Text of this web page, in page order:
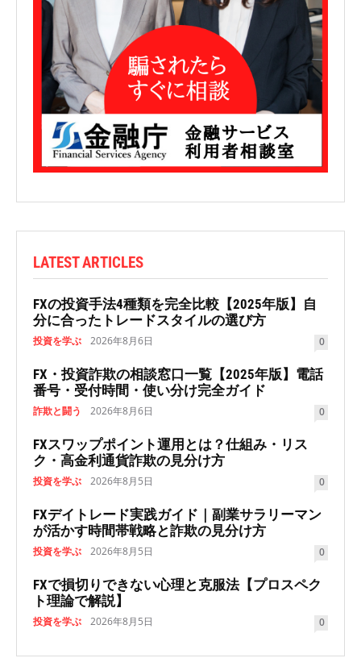
LATEST ARTICLES
FXの投資手法4種類を完全比較【2025年版】自
分に合ったトレードスタイルの選び方
投資を学ぶ 2026年8月6日 0
FX・投資詐欺の相談窓口一覧【2025年版】電話
番号・受付時間・使い分け完全ガイド
詐欺と闘う 2026年8月6日 0
FXスワップポイント運用とは？仕組み・リス
ク・高金利通貨詐欺の見分け方
投資を学ぶ 2026年8月5日 0
FXデイトレード実践ガイド｜副業サラリーマン
が活かす時間帯戦略と詐欺の見分け方
投資を学ぶ 2026年8月5日 0
FXで損切りできない心理と克服法【プロスペク
ト理論で解説】
投資を学ぶ 2026年8月5日 0